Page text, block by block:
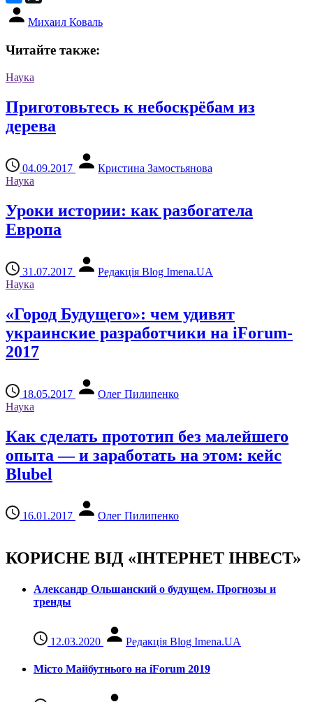
Михаил Коваль
Читайте также:
Наука
Приготовьтесь к небоскрёбам из
дерева
04.09.2017
Кристина Замостьянова
Наука
Уроки истории: как разбогатела
Европа
31.07.2017
Редакція Blog Imena.UA
Наука
«Город Будущего»: чем удивят
украинские разработчики на iForum-
2017
18.05.2017
Олег Пилипенко
Наука
Как сделать прототип без малейшего
опыта — и заработать на этом: кейс
Blubel
16.01.2017 Олег Пилипенко
КОРИСНЕ ВІД «ІНТЕРНЕТ ІНВЕСТ»
Александр Ольшанский о будущем. Прогнозы и
тренды
12.03.2020 Редакція Blog Imena.UA
Місто Майбутнього на iForum 2019